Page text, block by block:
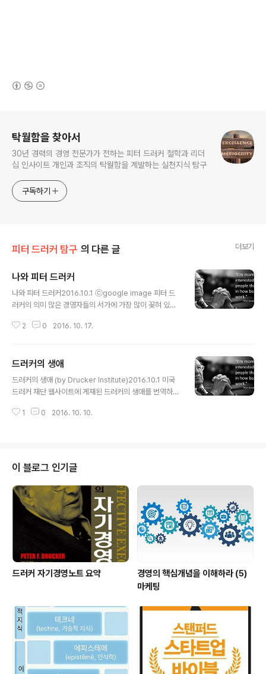
탁월함을 찾아서
30년 경력의 경영 전문가가 전하는 피터 드러커 철학과 리더
십 인사이트 개인과 조직의 탁월함을 계발하는 실천지식 탐구
구독하기
피터 드러커 탐구 의 다른 글 더보기
나와 피터 드러커
나와 피터 드러커2016.10.1 ⓒgoogle image 피터 드
러커의 의미 많은 경영자들의 서가에 가장 많이 꽂혀 있는
아버지로 불렀던 한 학자의 죽음을 전 세계의 리더와 경영
나에게 피터 드러커는 어떤 의미일까? 경영학을 전공하고
경영현장 에서 25년 이상을 지내면서 많은 경영자와 리더,
경영학의 대가를 만 났다. 그들의 경영사상과 행동으로부
한 사람인 드러커는 어떤 의미를 가지고 있는 것일까? 그들
2 0 2016. 10. 17.
드러커의 생애
드러커의 생애 (by Drucker Institute)2016.10.1 미국
드러커 재단 웹사이트에 게재된 드러커의 생애를 번역하여
bout-peter-f-drucker/2016.10.1 검색 DRUCKER’S
난 지적 영양분을 제공하는 가문에서 성장했다. 부친인 아
돌프(Adolph)와 모친인 캐롤라인(Caroline)은 경제학
자, 정치학자, 음악가, 작가, 그리고 과학자들이 참여하는
살롱모임을 주기적으로 열었다(이들 중에는 조제프 슘페터
(Jo..
1 0 2016. 10. 10.
이 블로그 인기글
드러커 자기경영노트 요약
경영의 핵심개념을 이해하라 (5)
마케팅